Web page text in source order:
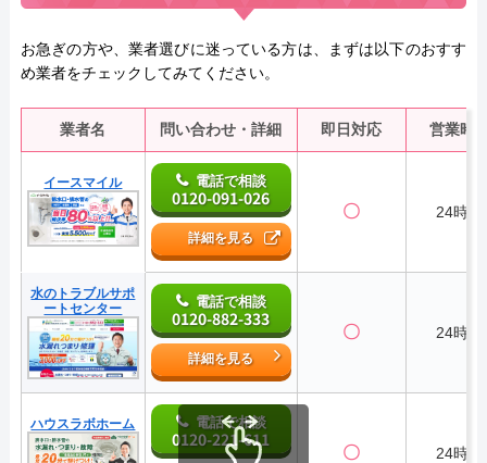
お急ぎの方や、業者選びに迷っている方は、まずは以下のおすす
め業者をチェックしてみてください。
業者名 問い合わせ・詳細 即日対応 営業時
イースマイル 電話で相談
0120-091-026
詳細を見る
〇 24時間
水のトラブルサポ
ートセンター
電話で相談
0120-882-333
詳細を見る
〇 24時間
ハウスラボホーム 電話で相談
0120-221-611
〇 24時間